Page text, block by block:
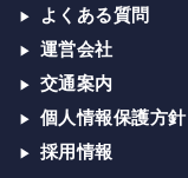
よくある質問
運営会社
交通案内
個人情報保護方針
採用情報